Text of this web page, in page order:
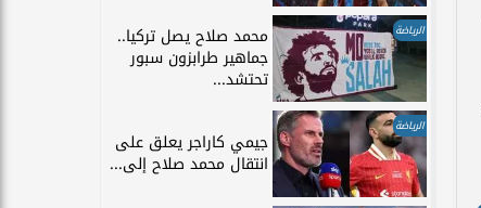
الرياضة محمد صلاح يصل تركيا..
جماهير طرابزون سبور
تحتشد...
الرياضة
جيمي كاراجر يعلق على
انتقال محمد صلاح إلى...